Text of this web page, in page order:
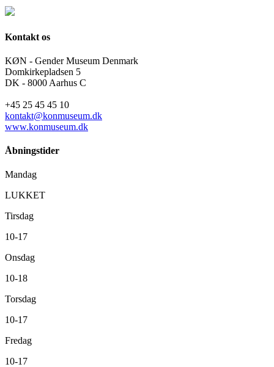
Kontakt os
KØN - Gender Museum Denmark
Domkirkepladsen 5
DK - 8000 Aarhus C
+45 25 45 45 10
kontakt@konmuseum.dk
www.konmuseum.dk
Åbningstider
Mandag
LUKKET
Tirsdag
10-17
Onsdag
10-18
Torsdag
10-17
Fredag
10-17